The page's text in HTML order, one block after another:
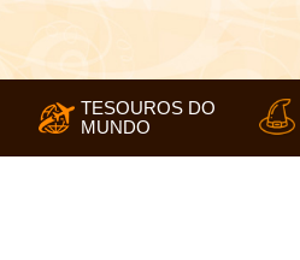
TESOUROS DO
MUNDO